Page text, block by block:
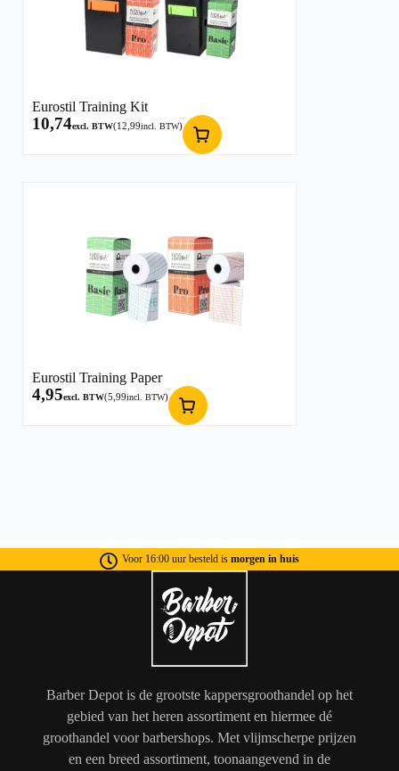
Eurostil Training Kit
10,74excl. BTW(12,99incl. BTW)
Eurostil Training Paper
4,95excl. BTW(5,99incl. BTW)
Voor 16:00 uur besteld is morgen in huis
Barber Depot is de grootste kappersgroothandel op het
gebied van het heren assortiment en hiermee dé
groothandel voor barbershops. Met vlijmscherpe prijzen
en een breed assortiment, toonaangevend in de